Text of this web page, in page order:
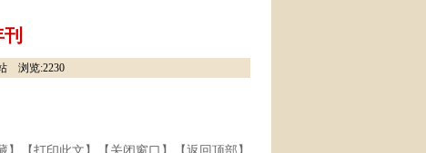
浏览:2230